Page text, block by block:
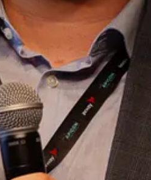
segmentos podem ser: demografia,
cliques (CTR)pode ser usada para
realmente os utilizaram . Isso